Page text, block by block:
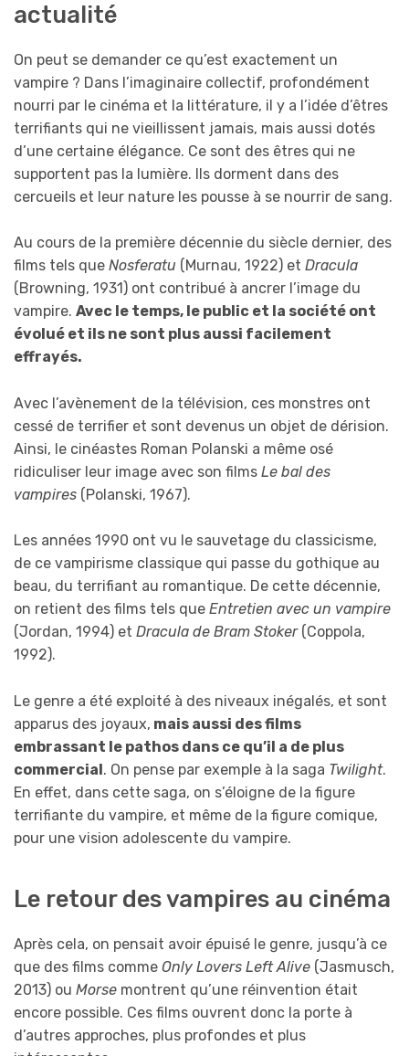
actualité
On peut se demander ce qu’est exactement un
vampire ? Dans l’imaginaire collectif, profondément
nourri par le cinéma et la littérature, il y a l’idée d’êtres
terrifiants qui ne vieillissent jamais, mais aussi dotés
d’une certaine élégance. Ce sont des êtres qui ne
supportent pas la lumière. Ils dorment dans des
cercueils et leur nature les pousse à se nourrir de sang.
Au cours de la première décennie du siècle dernier, des
films tels que Nosferatu (Murnau, 1922) et Dracula
(Browning, 1931) ont contribué à ancrer l’image du
vampire. Avec le temps, le public et la société ont
évolué et ils ne sont plus aussi facilement
effrayés.
Avec l’avènement de la télévision, ces monstres ont
cessé de terrifier et sont devenus un objet de dérision.
Ainsi, le cinéastes Roman Polanski a même osé
ridiculiser leur image avec son films Le bal des
vampires (Polanski, 1967).
Les années 1990 ont vu le sauvetage du classicisme,
de ce vampirisme classique qui passe du gothique au
beau, du terrifiant au romantique. De cette décennie,
on retient des films tels que Entretien avec un vampire
(Jordan, 1994) et Dracula de Bram Stoker(Coppola,
1992).
Le genre a été exploité à des niveaux inégalés, et sont
apparus des joyaux, mais aussi des films
embrassant le pathos dans ce qu’il a de plus
commercial. On pense par exemple à la saga Twilight.
En effet, dans cette saga, on s’éloigne de la figure
terrifiante du vampire, et même de la figure comique,
pour une vision adolescente du vampire.
Le retour des vampires au cinéma
Après cela, on pensait avoir épuisé le genre, jusqu’à ce
que des films comme Only Lovers Left Alive (Jasmusch,
2013) ou Morse montrent qu’une réinvention était
encore possible. Ces films ouvrent donc la porte à
d’autres approches, plus profondes et plus